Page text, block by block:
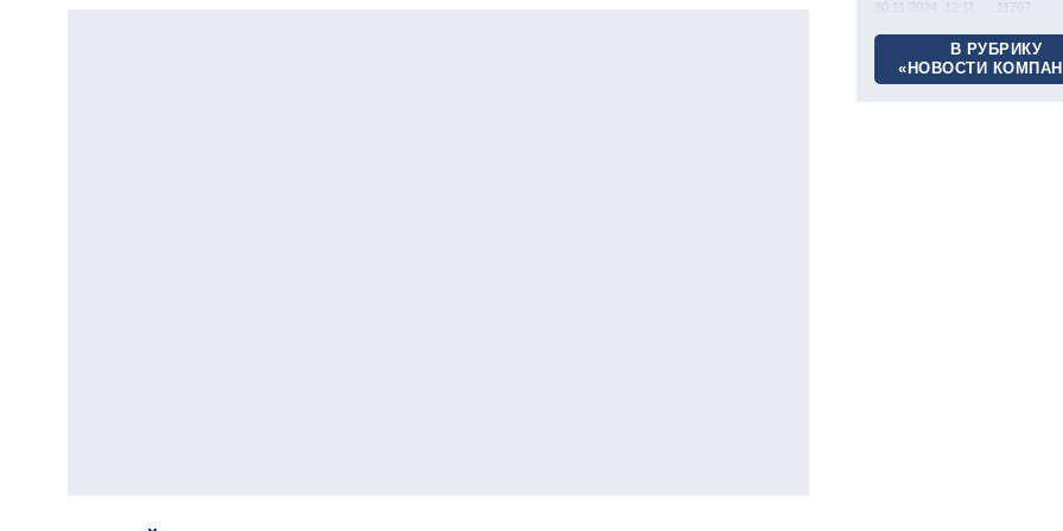
30.11.2024 12:11 11707
В РУБРИКУ
«НОВОСТИ